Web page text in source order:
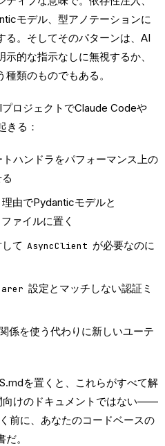
モデル、型アノテーションに
る。そしてそのパターンは、AI
的な指示なしに無視するか、
類のものでもある。
ロジェクトでClaude Codeや
きる：
トハンドラをパフォーマンス上の
由でPydanticモデルと
ァイルに置く
て AsyncClient が必要なのに
設定とマッチしない認証ミ
係を使う代わりに新しいユーテ
を置くと、これらがすべて解
向けのドキュメントではない——
前に、あなたのコードベースの
。